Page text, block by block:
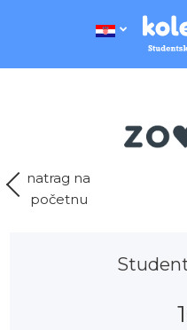
natrag na
početnu